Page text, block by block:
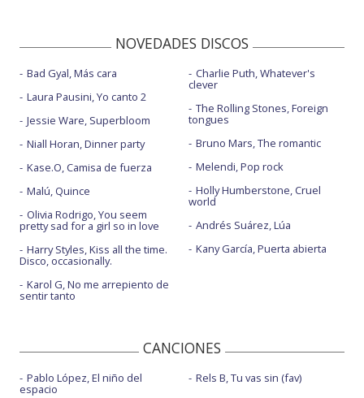
NOVEDADES DISCOS
Bad Gyal, Más cara
Laura Pausini, Yo canto 2
Jessie Ware, Superbloom
Niall Horan, Dinner party
Kase.O, Camisa de fuerza
Malú, Quince
Olivia Rodrigo, You seem
pretty sad for a girl so in love
Harry Styles, Kiss all the time.
Disco, occasionally.
Karol G, No me arrepiento de
sentir tanto
Charlie Puth, Whatever's
clever
The Rolling Stones, Foreign
tongues
Bruno Mars, The romantic
Melendi, Pop rock
Holly Humberstone, Cruel
world
Andrés Suárez, Lúa
Kany García, Puerta abierta
CANCIONES
Pablo López, El niño del
espacio
Rels B, Tu vas sin (fav)